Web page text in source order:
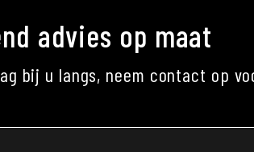
advies op maat
bij u langs, neem contact op